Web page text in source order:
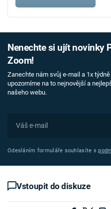
Nenechte si ujít novinky
Zoom!
Zanechte nám svůj e-mail a 1x týdně
upozorníme na to nejnovější a
našeho webu.
Odesláním formuláře souhlasíte s
Vstoupit do diskuze